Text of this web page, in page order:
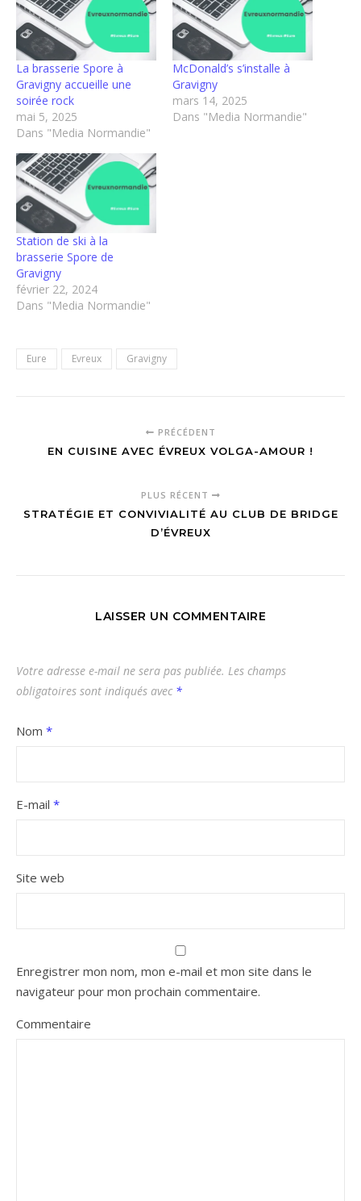
La brasserie Spore à
Gravigny accueille une
soirée rock
mai 5, 2025
Dans "Media Normandie"
McDonald’s s’installe à
Gravigny
mars 14, 2025
Dans "Media Normandie"
Station de ski à la
brasserie Spore de
Gravigny
février 22, 2024
Dans "Media Normandie"
Eure Evreux Gravigny
PRÉCÉDENT
EN CUISINE AVEC ÉVREUX VOLGA-AMOUR !
PLUS RÉCENT
STRATÉGIE ET CONVIVIALITÉ AU CLUB DE BRIDGE
D’ÉVREUX
LAISSER UN COMMENTAIRE
Votre adresse e-mail ne sera pas publiée. Les champs
obligatoires sont indiqués avec *
Nom *
E-mail *
Site web
Enregistrer mon nom, mon e-mail et mon site dans le
navigateur pour mon prochain commentaire.
Commentaire